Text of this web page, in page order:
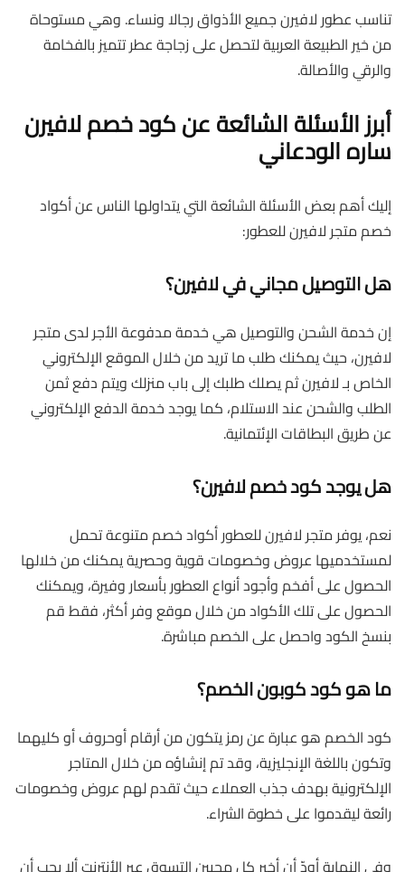
تناسب عطور لافيرن جميع الأذواق رجالا ونساء. وهي مستوحاة
من خير الطبيعة العربية لتحصل على زجاجة عطر تتميز بالفخامة
والرقي والأصالة.
أبرز الأسئلة الشائعة عن كود خصم لافيرن
ساره الودعاني
إليك أهم بعض الأسئلة الشائعة التي يتداولها الناس عن أكواد
خصم متجر لافيرن للعطور:
هل التوصيل مجاني في لافيرن؟
إن خدمة الشحن والتوصيل هي خدمة مدفوعة الأجر لدى متجر
لافيرن، حيث يمكنك طلب ما تريد من خلال الموقع الإلكتروني
الخاص بـ لافيرن ثم يصلك طلبك إلى باب منزلك ويتم دفع ثمن
الطلب والشحن عند الاستلام، كما يوجد خدمة الدفع الإلكتروني
عن طريق البطاقات الإئتمانية.
هل يوجد كود خصم لافيرن؟
نعم، يوفر متجر لافيرن للعطور أكواد خصم متنوعة تحمل
لمستخدميها عروض وخصومات قوية وحصرية يمكنك من خلالها
الحصول على أفخم وأجود أنواع العطور بأسعار وفيرة، ويمكنك
الحصول على تلك الأكواد من خلال موقع وفر أكثر، فقط قم
بنسخ الكود واحصل على الخصم مباشرة.
ما هو كود كوبون الخصم؟
كود الخصم هو عبارة عن رمز يتكون من أرقام أوحروف أو كليهما
وتكون باللغة الإنجليزية، وقد تم إنشاؤه من خلال المتاجر
الإلكترونية بهدف جذب العملاء حيث تقدم لهم عروض وخصومات
رائعة ليقدموا على خطوة الشراء.